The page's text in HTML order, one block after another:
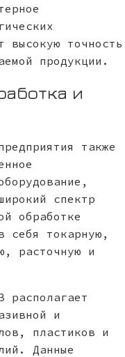
высокую точность
продукции.
и
также
спектр
обработке
себя токарную,
расточную и
располагает
и
пластиков и
Данные